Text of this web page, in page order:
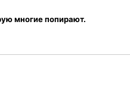
многие попирают.